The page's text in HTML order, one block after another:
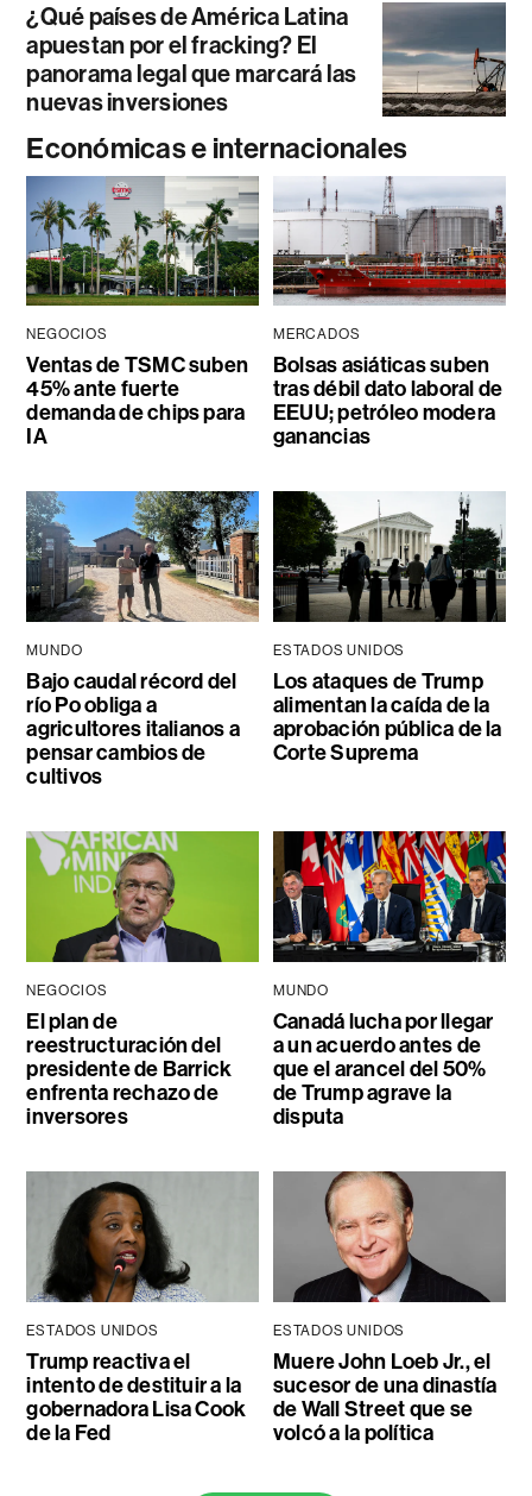
¿Qué países de América Latina
apuestan por el fracking? El
panorama legal que marcará las
nuevas inversiones
Económicas e internacionales
NEGOCIOS
Ventas de TSMC suben
45% ante fuerte
demanda de chips para
IA
MERCADOS
Bolsas asiáticas suben
tras débil dato laboral de
EEUU; petróleo modera
ganancias
MUNDO
Bajo caudal récord del
río Po obliga a
agricultores italianos a
pensar cambios de
cultivos
ESTADOS UNIDOS
Los ataques de Trump
alimentan la caída de la
aprobación pública de la
Corte Suprema
NEGOCIOS
El plan de
reestructuración del
presidente de Barrick
enfrenta rechazo de
inversores
MUNDO
Canadá lucha por llegar
a un acuerdo antes de
que el arancel del 50%
de Trump agrave la
disputa
ESTADOS UNIDOS
Trump reactiva el
intento de destituir a la
gobernadora Lisa Cook
de la Fed
ESTADOS UNIDOS
Muere John Loeb Jr., el
sucesor de una dinastía
de Wall Street que se
volcó a la política